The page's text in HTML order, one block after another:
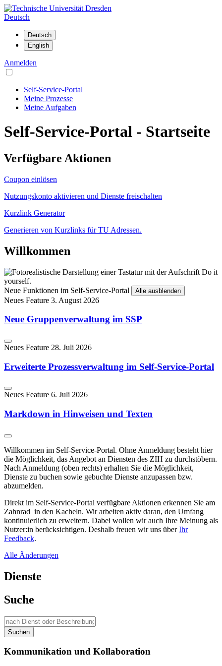
Deutsch
Anmelden
Self-Service-Portal
Meine Prozesse
Meine Aufgaben
Self-Service-Portal - Startseite
Verfügbare Aktionen
Coupon einlösen
Nutzungskonto aktivieren und Dienste freischalten
Kurzlink Generator
Generieren von Kurzlinks für TU Adressen.
Willkommen
Neue Funktionen im Self-Service-Portal Alle ausblenden
Neues Feature 3. August 2026
Neue Gruppenverwaltung im SSP
Neues Feature 28. Juli 2026
Erweiterte Prozessverwaltung im Self-Service-Portal
Neues Feature 6. Juli 2026
Markdown in Hinweisen und Texten
Willkommen im Self-Service-Portal. Ohne Anmeldung besteht hier
die Möglichkeit, das Angebot an Diensten des ZIH zu durchstöbern.
Nach Anmeldung (oben rechts) erhalten Sie die Möglichkeit,
Dienste zu buchen sowie gebuchte Dienste anzupassen bzw.
abzumelden.
Direkt im Self-Service-Portal verfügbare Aktionen erkennen Sie am
Zahnrad in den Kacheln. Wir arbeiten aktiv daran, den Umfang
kontinuierlich zu erweitern. Dabei wollen wir auch Ihre Meinung als
Nutzer:in berücksichtigen. Deshalb freuen wir uns überIhr
Feedback.
Alle Änderungen
Dienste
Suche
Suchen
Kommunikation und Kollaboration